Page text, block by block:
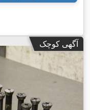
آگهی کوچک